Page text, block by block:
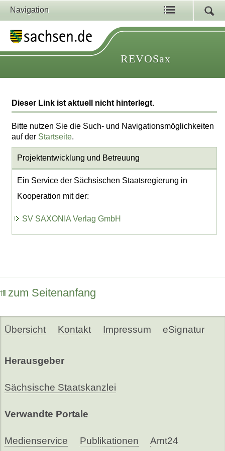
Navigation
REVOSax
Dieser Link ist aktuell nicht hinterlegt.
Bitte nutzen Sie die Such- und Navigationsmöglichkeiten
auf der Startseite.
Projektentwicklung und Betreuung
Ein Service der Sächsischen Staatsregierung in
Kooperation mit der:
SV SAXONIA Verlag GmbH
zum Seitenanfang
Übersicht Kontakt Impressum eSignatur
Herausgeber
Sächsische Staatskanzlei
Verwandte Portale
Medienservice Publikationen Amt24